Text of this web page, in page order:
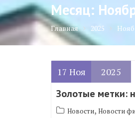
Месяц:
Главная 2025
17 Ноя 2025
Золотые метки:
Новости, Новости